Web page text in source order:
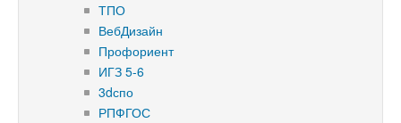
ТПО
ВебДизайн
Профориент
ИГЗ 5-6
3dспо
РПФГОС